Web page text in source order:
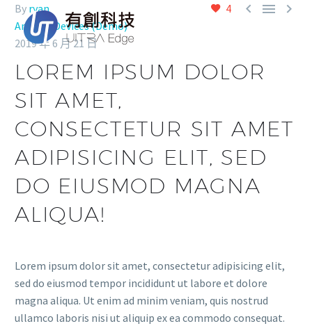
4   
By ryan
Android Devices (Demo)
2019 年 6 月 21 日
LOREM IPSUM DOLOR
SIT AMET,
CONSECTETUR SIT AMET
ADIPISICING ELIT, SED
DO EIUSMOD MAGNA
ALIQUA!
Lorem ipsum dolor sit amet, consectetur adipisicing elit,
sed do eiusmod tempor incididunt ut labore et dolore
magna aliqua. Ut enim ad minim veniam, quis nostrud
ullamco laboris nisi ut aliquip ex ea commodo consequat.